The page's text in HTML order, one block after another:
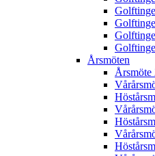
Årsmöten
Årsmöte